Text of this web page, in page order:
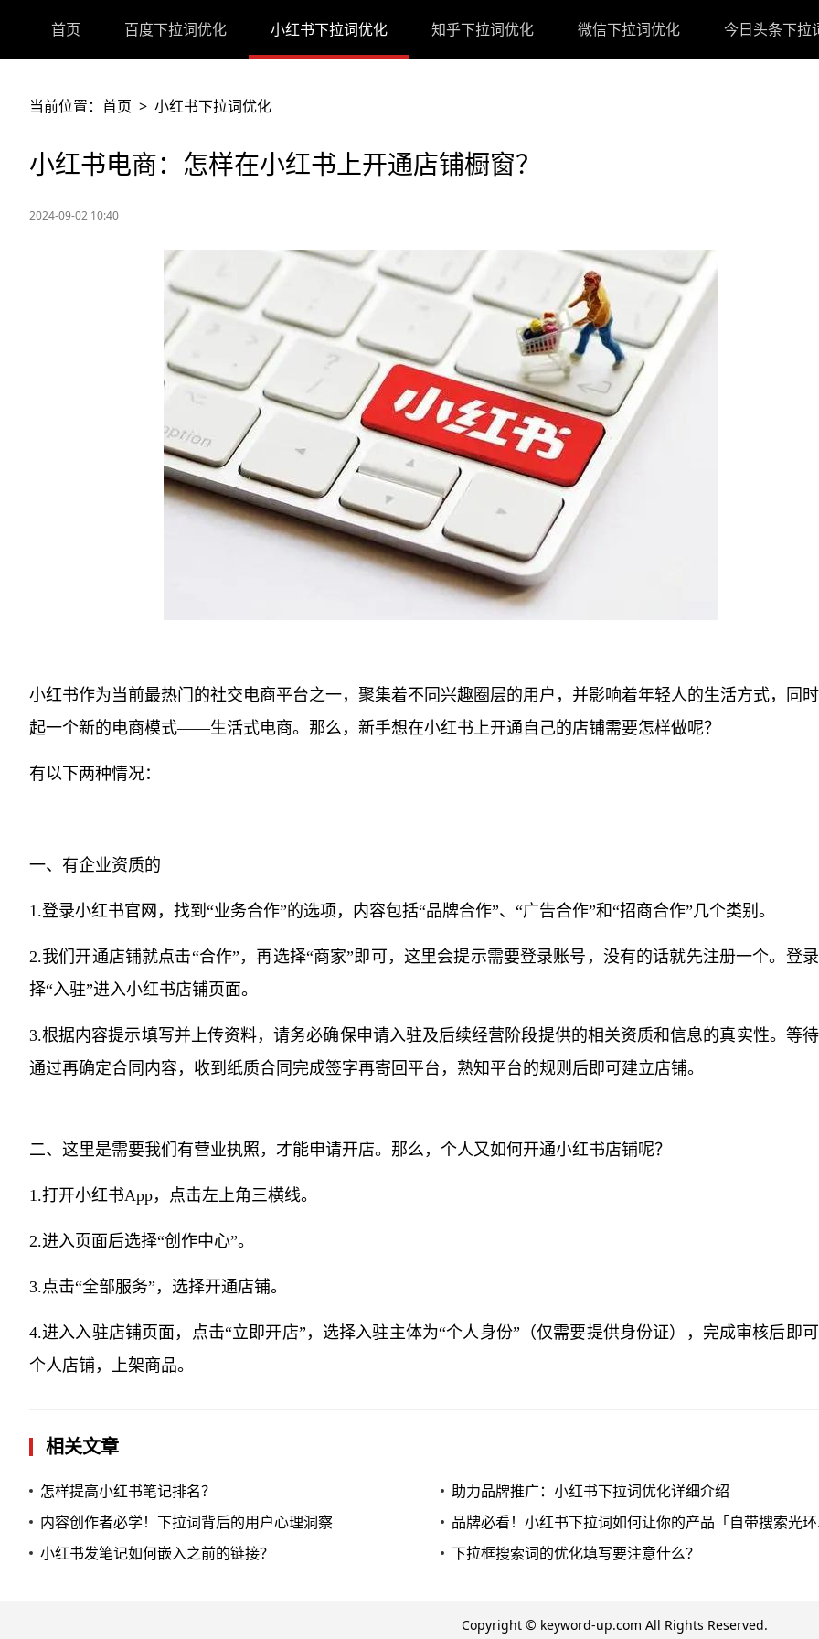
首页 百度下拉词优化 小红书下拉词优化 知乎下拉词优化 微信下拉词优化 今日头条下拉
当前位置： 首页 > 小红书下拉词优化
小红书电商：怎样在小红书上开通店铺橱窗？
2024-09-02 10:40
小红书作为当前最热门的社交电商平台之一，聚集着不同兴趣圈层的用户，并影响着年轻人的生活方式，同
起一个新的电商模式——生活式电商。那么，新手想在小红书上开通自己的店铺需要怎样做呢？
有以下两种情况：
一、有企业资质的
1.登录小红书官网，找到“业务合作”的选项，内容包括“品牌合作”、“广告合作”和“招商合作”几个类别。
2.我们开通店铺就点击“合作”，再选择“商家”即可，这里会提示需要登录账号，没有的话就先注册一个。登
择“入驻”进入小红书店铺页面。
3.根据内容提示填写并上传资料，请务必确保申请入驻及后续经营阶段提供的相关资质和信息的真实性。等
通过再确定合同内容，收到纸质合同完成签字再寄回平台，熟知平台的规则后即可建立店铺。
二、这里是需要我们有营业执照，才能申请开店。那么，个人又如何开通小红书店铺呢？
1.打开小红书App，点击左上角三横线。
2.进入页面后选择“创作中心”。
3.点击“全部服务”，选择开通店铺。
4.进入入驻店铺页面，点击“立即开店”，选择入驻主体为“个人身份”（仅需要提供身份证），完成审核后即
个人店铺，上架商品。
相关文章
怎样提高小红书笔记排名？
助力品牌推广：小红书下拉词优化详细介绍
内容创作者必学！下拉词背后的用户心理洞察
品牌
小红书发笔记如何嵌入之前的链接？
下拉框搜索词的优化填写要注意什么？
Copyright © keyword-up.com All Rights Reserved.